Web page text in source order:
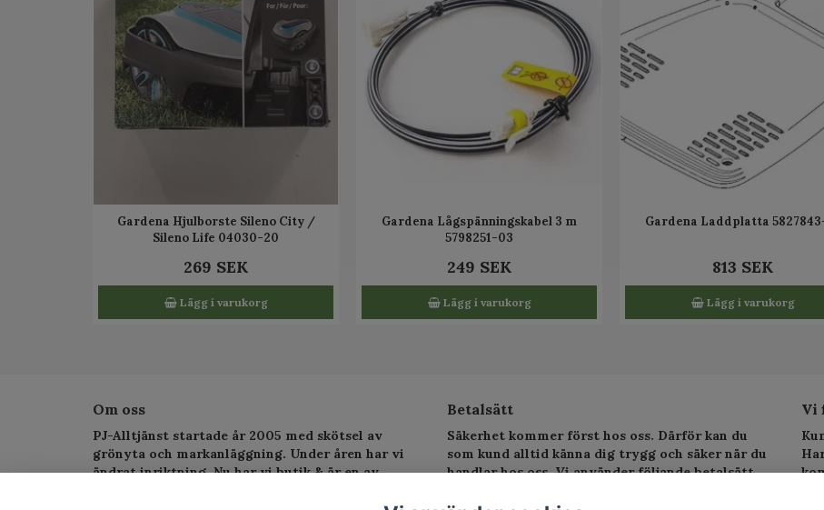
Gardena Hjulborste Sileno City /
Sileno Life 04030-20
269 SEK
Lägg i varukorg
Gardena Lågspänningskabel 3 m
5798251-03
249 SEK
Lägg i varukorg
Gardena Laddplatta
813 SEK
Lägg i varukorg
Om oss
PJ-Alltjänst startade år 2005 med skötsel av
grönyta och markanläggning. Under åren har vi
ändrat inriktning. Nu har vi butik & är en av
Betalsätt
Säkerhet kommer först hos oss. Därför kan du
som kund alltid känna dig trygg och säker när du
handlar hos oss. Vi använder följande betalsätt.
Vi